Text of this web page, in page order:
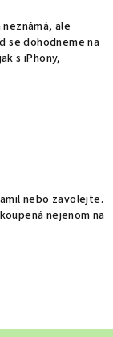
ale
se dohodneme na
s iPhony,
nebo zavolejte.
nejenom na